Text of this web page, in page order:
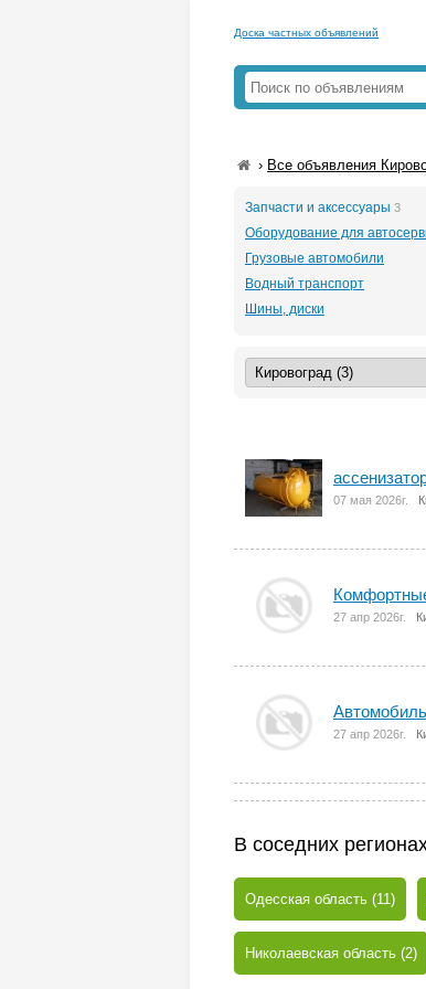
Доска частных объявлений
› Все объявления
Запчасти и аксессуары 3
Оборудование для
Грузовые автомобили
Водный транспорт
Шины, диски
07 мая 2026г.
27 апр 2026г.
27 апр 2026г.
В соседних
Одесская область (11)
Николаевская область (2)